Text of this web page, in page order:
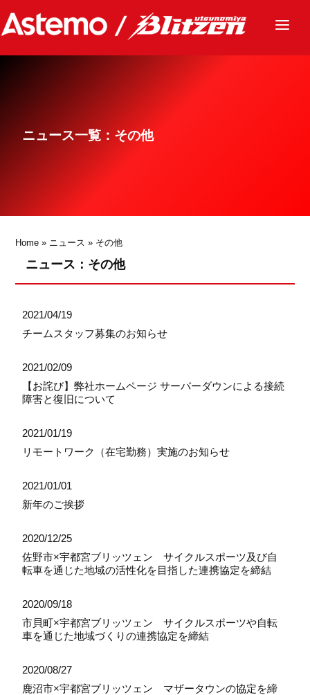
ニュース
グッズ
ニュース一覧：その他
Home » ニュース » その他
ニュース：その他
2021/04/19
チームスタッフ募集のお知らせ
2021/02/09
【お詫び】弊社ホームページ サーバーダウンによる接続
障害と復旧について
2021/01/19
リモートワーク（在宅勤務）実施のお知らせ
2021/01/01
新年のご挨拶
2020/12/25
佐野市×宇都宮ブリッツェン サイクルスポーツ及び自
転車を通じた地域の活性化を目指した連携協定を締結
2020/09/18
市貝町×宇都宮ブリッツェン サイクルスポーツや自転
車を通じた地域づくりの連携協定を締結
2020/08/27
鹿沼市×宇都宮ブリッツェン マザータウンの協定を締